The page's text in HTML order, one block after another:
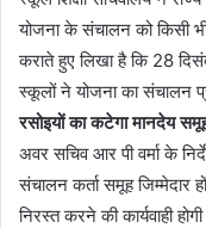
योजना के संचालन को किसी
कराते हुए लिखा है कि 28
स्कूलों ने योजना का संचालन
रसोइयों का कटेगा मानदेय समूह
अवर सचिव आर पी वर्मा के
संचालन कर्ता समूह
निरस्त करने की कार्यवाही